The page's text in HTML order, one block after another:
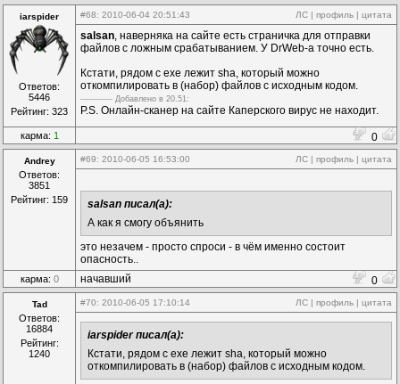
iarspider
Ответов:
5446
Рейтинг: 323
#68: 2010-06-04 20:51:43 ЛС | профиль | цитата
salsan, наверняка на сайте есть страничка для отправки
файлов с ложным срабатыванием. У DrWeb-а точно есть.
Кстати, рядом с exe лежит sha, который можно
откомпилировать в (набор) файлов с исходным кодом.
------------ Дoбавленo в 20.51:
P.S. Онлайн-сканер на сайте Каперского вирус не находит.
карма: 1 0
Andrey
Ответов:
3851
Рейтинг: 159
#69: 2010-06-05 16:53:00 ЛС | профиль | цитата
salsan писал(а):
А как я смогу объянить
это незачем - просто спроси - в чём именно состоит
опасность..
карма: 0 начавший 0
Tad
Ответов:
16884
Рейтинг:
1240
#70: 2010-06-05 17:10:14 ЛС | профиль | цитата
iarspider писал(а):
Кстати, рядом с exe лежит sha, который можно
откомпилировать в (набор) файлов с исходным кодом.